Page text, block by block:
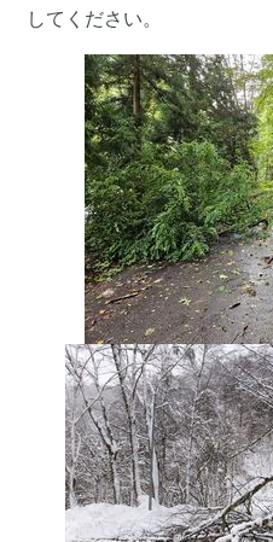
してください。